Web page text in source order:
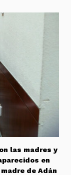
las madres y
en
de Adán